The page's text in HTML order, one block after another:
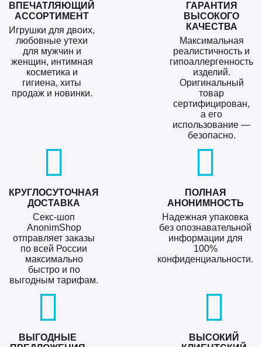
ВПЕЧАТЛЯЮЩИЙ
АССОРТИМЕНТ
Игрушки для двоих,
любовные утехи
для мужчин и
женщин, интимная
косметика и
гигиена, хиты
продаж и новинки.
ГАРАНТИЯ
ВЫСОКОГО
КАЧЕСТВА
Максимальная
реалистичность и
гипоаллергенность
изделий.
Оригинальный
товар
сертифицирован,
а его
использование —
безопасно.
КРУГЛОСУТОЧНАЯ
ДОСТАВКА
Секс-шоп
AnonimShop
отправляет заказы
по всей России
максимально
быстро и по
выгодным тарифам.
ПОЛНАЯ
АНОНИМНОСТЬ
Надежная упаковка
без опознавательной
информации для
100%
конфиденциальности.
ВЫГОДНЫЕ
ВЫСОКИЙ